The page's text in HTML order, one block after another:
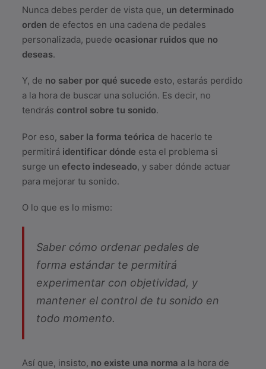
Nunca debes perder de vista que, un determinado
orden de efectos en una cadena de pedales
personalizada, puede ocasionar ruidos que no
deseas.
Y, de no saber por qué sucede esto, estarás perdido
a la hora de buscar una solución. Es decir, no
tendrás control sobre tu sonido.
Por eso, saber la forma teórica de hacerlo te
permitirá identificar dónde esta el problema si
surge un efecto indeseado, y saber dónde actuar
para mejorar tu sonido.
O lo que es lo mismo:
Saber cómo ordenar pedales de
forma estándar te permitirá
experimentar con objetividad, y
mantener el control de tu sonido en
todo momento.
Así que, insisto, no existe una norma a la hora de